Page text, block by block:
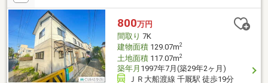
800万円
間取り 7K
建物面積129.07m2
土地面積117.07m2
築年月 1997年7月(築29年2ヶ月)
ＪＲ大船渡線 千厩駅 徒歩19分